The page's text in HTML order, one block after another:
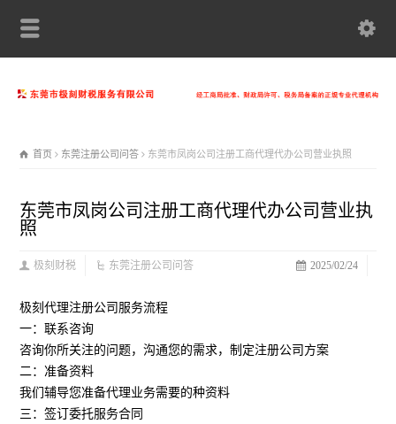
首页 东莞注册公司问答 东莞市凤岗公司注册工商代理代办公司营业执照
东莞市凤岗公司注册工商代理代办公司营业执
照
2025/02/24
极刻财税 东莞注册公司问答
极刻代理注册公司服务流程
一：联系咨询
咨询你所关注的问题，沟通您的需求，制定注册公司方案
二：准备资料
我们辅导您准备代理业务需要的种资料
三：签订委托服务合同